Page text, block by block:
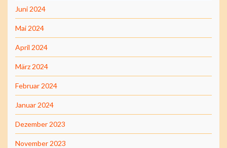
Juni 2024
Mai 2024
April 2024
März 2024
Februar 2024
Januar 2024
Dezember 2023
November 2023